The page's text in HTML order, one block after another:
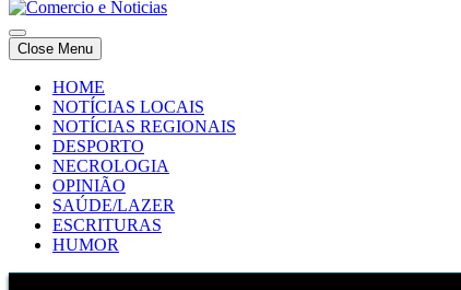
Comercio e Noticias
Notícias e Publicidade Online
Comercio e Noticias
Notícias e Publicidade Online
Close Menu
HOME
NOTÍCIAS LOCAIS
NOTÍCIAS REGIONAIS
DESPORTO
NECROLOGIA
OPINIÃO
SAÚDE/LAZER
ESCRITURAS
HUMOR